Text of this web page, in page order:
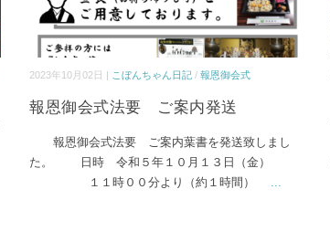
2023年10月02日 | こぼんちゃん日記 /報恩御会式
報恩御会式法要 ご案内発送
報恩御会式法要 ご案内葉書を発送致しまし
た。 日時 令和５年１０月１３日（金）
１１時００分より（約１時間）